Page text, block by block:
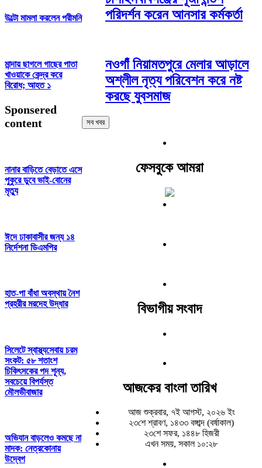
উল্টো মামলা করলেন পরীমনি
মান্দায় ছাগলে গাছের পাতা
খাওয়াকে কেন্দ্র করে
বিরোধ; আহত ১
Sponsered
content
নানার বাড়িতে বেড়াতে এসে
পুকুরে ডুবে ভাই-বোনের
মৃত্যু
ঈদে ঢাকাবাসীর জন্য ১৪
নির্দেশনা ডিএমপির
হাত-পা বাঁধা অবস্থায় নৈশ
প্রহরীর মরদেহ উদ্ধার
সিলেটে স্বাস্থ্যসেবায় চরম
সংকট: ৫৮ শতাংশ
চিকিৎসকের পদ শূন্য,
সবচেয়ে বিপর্যস্ত
মৌলভীবাজার
অভিযান বাড়লেও কমছে না
মাদক: নেত্রকোনায়
উদ্বেগ
পরিদর্শন করেন আনসার কর্মকর্তা
নওগাঁ নিয়ামতপুরে মেলার আড়ালে
অশ্লীল নৃত্য পরিবেশন করে নষ্ট
করছে যুবসমাজ
সব খবর
ফেসবুকে আমরা
বিভাগীয় সংবাদ
আজকের বাংলা তারিখ
আজ শুক্রবার, ৭ই আগস্ট, ২০২৬ ইং
২৩শে শ্রাবণ, ১৪৩৩ বঙ্গাব্দ (বর্ষাকাল)
২৩শে সফর, ১৪৪৮ হিজরী
এখন সময়, সকাল ১০:২৮